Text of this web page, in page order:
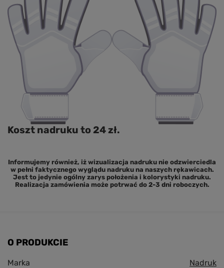
Koszt nadruku to 24 zł.
Informujemy również, iż wizualizacja nadruku nie odzwierciedla
w pełni faktycznego wyglądu nadruku na naszych rękawicach.
Jest to jedynie ogólny zarys położenia i kolorystyki nadruku.
Realizacja zamówienia może potrwać do 2-3 dni roboczych.
O PRODUKCIE
Marka
Nadruk